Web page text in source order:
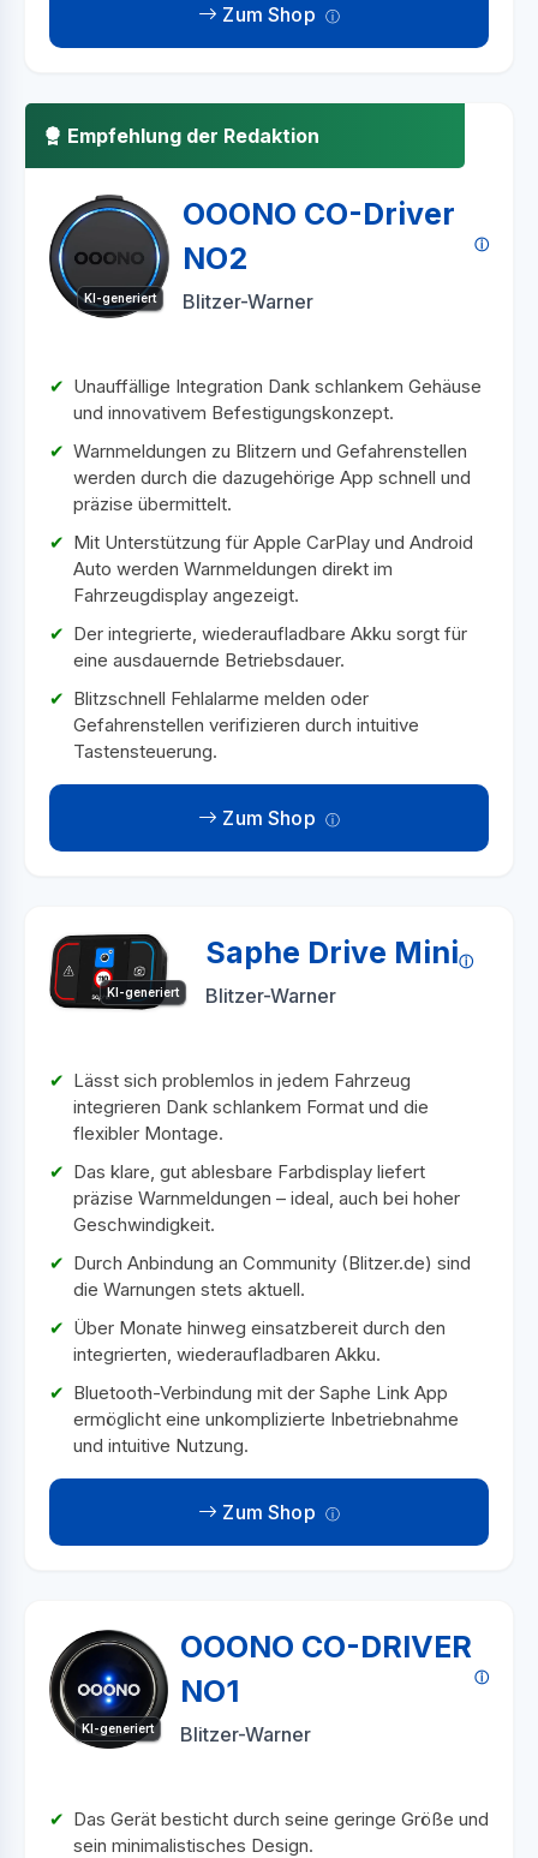
Zum Shop
Empfehlung der Redaktion
KI-generiert
OOONO CO-Driver
NO2
Blitzer-Warner
Unauffällige Integration Dank schlankem Gehäuse
und innovativem Befestigungskonzept.
Warnmeldungen zu Blitzern und Gefahrenstellen
werden durch die dazugehörige App schnell und
präzise übermittelt.
Mit Unterstützung für Apple CarPlay und Android
Auto werden Warnmeldungen direkt im
Fahrzeugdisplay angezeigt.
Der integrierte, wiederaufladbare Akku sorgt für
eine ausdauernde Betriebsdauer.
Blitzschnell Fehlalarme melden oder
Gefahrenstellen verifizieren durch intuitive
Tastensteuerung.
Zum Shop
KI-generiert
Saphe Drive Mini
Blitzer-Warner
Lässt sich problemlos in jedem Fahrzeug
integrieren Dank schlankem Format und die
flexibler Montage.
Das klare, gut ablesbare Farbdisplay liefert
präzise Warnmeldungen – ideal, auch bei hoher
Geschwindigkeit.
Durch Anbindung an Community (Blitzer.de) sind
die Warnungen stets aktuell.
Über Monate hinweg einsatzbereit durch den
integrierten, wiederaufladbaren Akku.
Bluetooth-Verbindung mit der Saphe Link App
ermöglicht eine unkomplizierte Inbetriebnahme
und intuitive Nutzung.
Zum Shop
KI-generiert
OOONO CO-DRIVER
NO1
Blitzer-Warner
Das Gerät besticht durch seine geringe Größe und
sein minimalistisches Design.